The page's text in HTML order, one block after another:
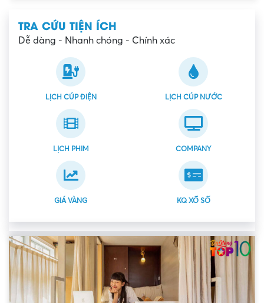
TRA CỨU TIỆN ÍCH
Dễ dàng - Nhanh chóng - Chính xác
LỊCH CÚP ĐIỆN LỊCH CÚP NƯỚC
LỊCH PHIM COMPANY
GIÁ VÀNG KQ XỔ SỐ